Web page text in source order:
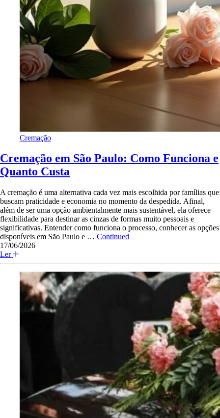
Cremação
Cremação em São Paulo: Como Funciona e
Quanto Custa
A cremação é uma alternativa cada vez mais escolhida por famílias que
buscam praticidade e economia no momento da despedida. Afinal,
além de ser uma opção ambientalmente mais sustentável, ela oferece
flexibilidade para destinar as cinzas de formas muito pessoais e
significativas. Entender como funciona o processo, conhecer as opções
disponíveis em São Paulo e … Continued
17/06/2026
Ler